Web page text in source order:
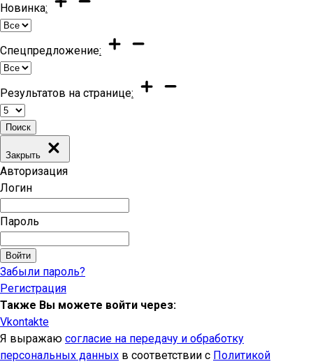
Новинка:
Спецпредложение:
Результатов на странице:
Поиск
Закрыть
Авторизация
Логин
Пароль
Войти
Забыли пароль?
Регистрация
Также Вы можете войти через:
Vkontakte
Я выражаю согласие на передачу и обработку
персональных данных в соответствии с Политикой